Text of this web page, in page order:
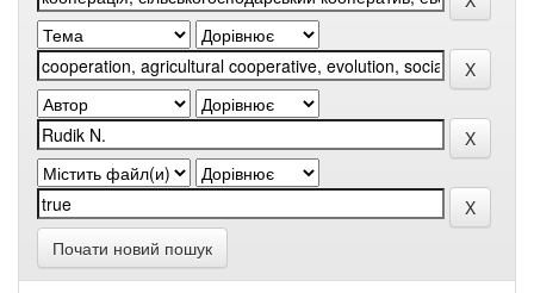
Почати новий пошук